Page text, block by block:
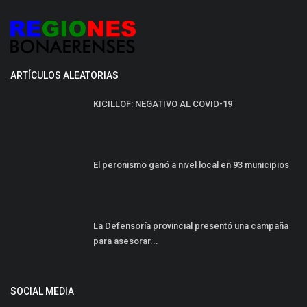
ARTÍCULOS ALEATORIAS
KICILLOF: NEGATIVO AL COVID-19
El peronismo ganó a nivel local en 93 municipios
La Defensoría provincial presentó una campaña
para asesorar...
SOCIAL MEDIA